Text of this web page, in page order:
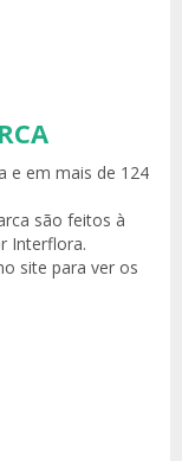
e em mais de 124
são feitos à
Interflora.
site para ver os